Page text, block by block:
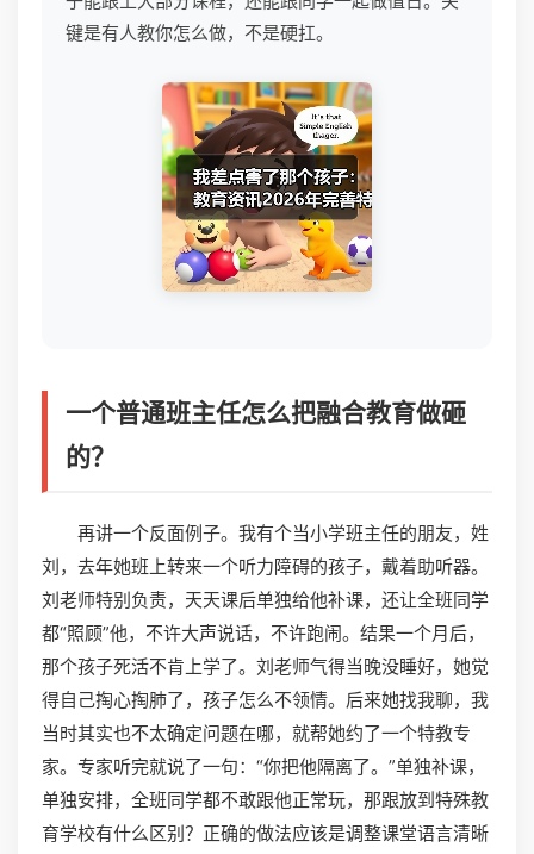
键是有人教你怎么做，不是硬扛。
一个普通班主任怎么把融合教育做砸
的？
再讲一个反面例子。我有个当小学班主任的朋友，姓
刘，去年她班上转来一个听力障碍的孩子，戴着助听器。
刘老师特别负责，天天课后单独给他补课，还让全班同学
都“照顾”他，不许大声说话，不许跑闹。结果一个月后，
那个孩子死活不肯上学了。刘老师气得当晚没睡好，她觉
得自己掏心掏肺了，孩子怎么不领情。后来她找我聊，我
当时其实也不太确定问题在哪，就帮她约了一个特教专
家。专家听完就说了一句：“你把他隔离了。”单独补课，
单独安排，全班同学都不敢跟他正常玩，那跟放到特殊教
育学校有什么区别？正确的做法应该是调整课堂语言清晰